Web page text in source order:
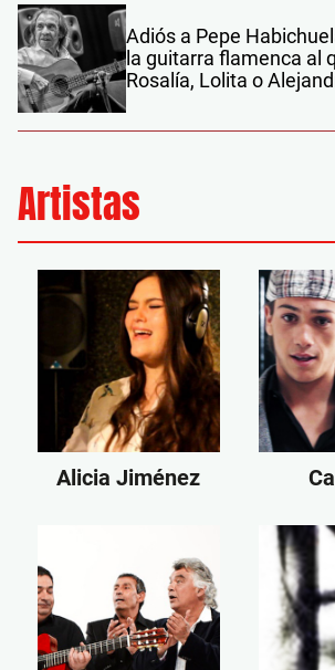
Adiós a Pepe
la guitarra flamenca al
Rosalía, Lolita o
Artistas
Alicia Jiménez